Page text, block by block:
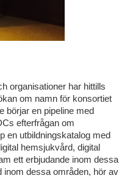
organisationer har hittills
om namn för konsortiet
börjar en pipeline med
efterfrågan om
en utbildningskatalog med
hemsjukvård, digital
ett erbjudande inom dessa
inom dessa områden, hör av